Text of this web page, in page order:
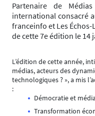
Partenaire de
international consacré
franceinfo et Les Échos-
de cette 7e édition le 14
L’édition de cette année,
médias, acteurs des
technologiques ? », a mis
:
Démocratie et
Transformation